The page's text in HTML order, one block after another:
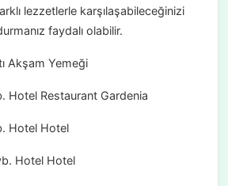
lezzetlerle karşılaşabileceğinizi
faydalı olabilir.
Akşam Yemeği
Hotel Restaurant Gardenia
Hotel Hotel
Hotel Hotel